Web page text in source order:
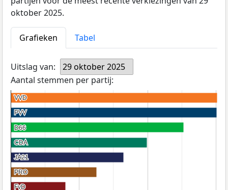
oktober 2025.
Grafieken Tabel
Uitslag van:
29 oktober 2025
Aantal stemmen per partij:
VVD
VVD
PVV
PVV
D66
D66
CDA
CDA
JA21
JA21
PRO
PRO
FvD
FvD